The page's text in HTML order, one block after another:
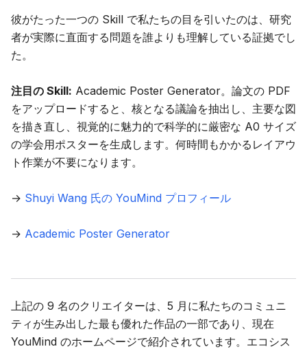
彼がたった一つの Skill で私たちの目を引いたのは、研究
者が実際に直面する問題を誰よりも理解している証拠でし
た。
注目の Skill: Academic Poster Generator。論文の PDF
をアップロードすると、核となる議論を抽出し、主要な図
を描き直し、視覚的に魅力的で科学的に厳密な A0 サイズ
の学会用ポスターを生成します。何時間もかかるレイアウ
ト作業が不要になります。
→ Shuyi Wang 氏の YouMind プロフィール
→ Academic Poster Generator
上記の 9 名のクリエイターは、5 月に私たちのコミュニ
ティが生み出した最も優れた作品の一部であり、現在
YouMind のホームページで紹介されています。エコシス